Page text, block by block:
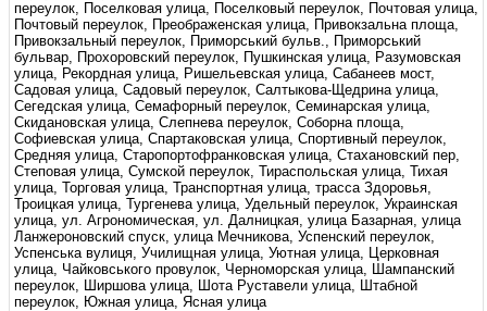
переулок, Поселковая улица, Поселковый переулок, Почтовая улица,
Почтовый переулок, Преображенская улица, Привокзальна площа,
Привокзальный переулок, Приморський бульв., Приморський
бульвар, Прохоровский переулок, Пушкинская улица, Разумовская
улица, Рекордная улица, Ришельевская улица, Сабанеев мост,
Садовая улица, Садовый переулок, Салтыкова-Щедрина улица,
Сегедская улица, Семафорный переулок, Семинарская улица,
Скидановская улица, Слепнева переулок, Соборна площа,
Софиевская улица, Спартаковская улица, Спортивный переулок,
Средняя улица, Старопортофранковская улица, Стахановский пер,
Степовая улица, Сумской переулок, Тираспольская улица, Тихая
улица, Торговая улица, Транспортная улица, трасса Здоровья,
Троицкая улица, Тургенева улица, Удельный переулок, Украинская
улица, ул. Агрономическая, ул. Далницкая, улица Базарная, улица
Ланжероновский спуск, улица Мечникова, Успенский переулок,
Успенська вулиця, Училищная улица, Уютная улица, Церковная
улица, Чайковського провулок, Черноморская улица, Шампанский
переулок, Ширшова улица, Шота Руставели улица, Штабной
переулок, Южная улица, Ясная улица